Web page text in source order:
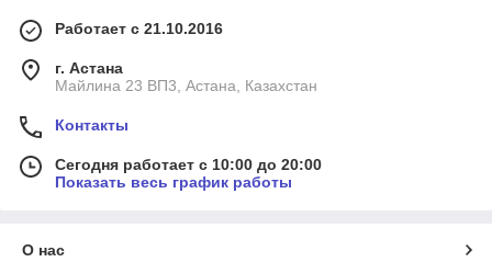
Работает с 21.10.2016
г. Астана
Майлина 23 ВП3, Астана, Казахстан
Контакты
Сегодня работает с 10:00 до 20:00
Показать весь график работы
О нас